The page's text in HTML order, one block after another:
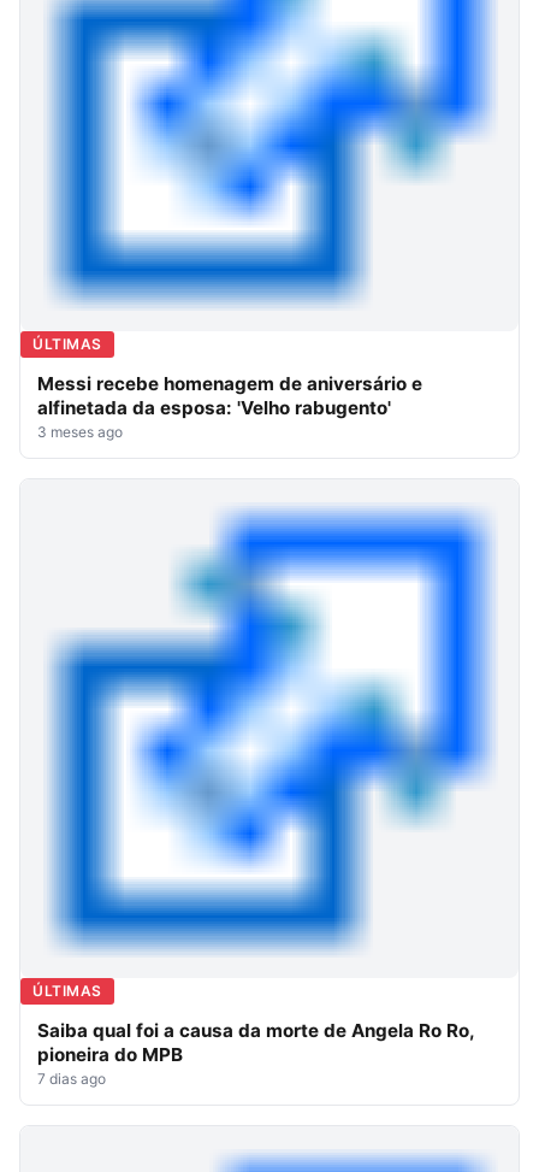
ÚLTIMAS
Messi recebe homenagem de aniversário e
alfinetada da esposa: 'Velho rabugento'
3 meses ago
ÚLTIMAS
Saiba qual foi a causa da morte de Angela Ro Ro,
pioneira do MPB
7 dias ago